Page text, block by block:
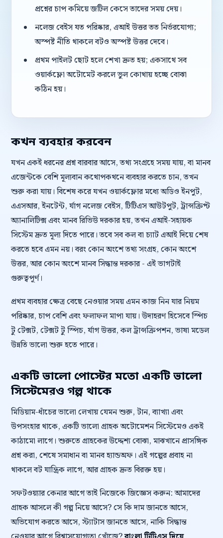
প্রশ্নের চাপ কমিয়ে জটিল কেসে তাদের সময় দেয়।
নলেজ বেইস যত পরিষ্কার, এআই উত্তর তত নির্ভরযোগ্য;
অস্পষ্ট নীতি থাকলে বটও অস্পষ্ট উত্তর দেবে।
প্রথম পাইলট ছোট হলে শেখা দ্রুত হয়; একসাথে সব
ওয়ার্কফ্লো অটোমেট করলে ভুল কোথায় হচ্ছে বোঝা
কঠিন হয়।
কখন ব্যবহার করবেন
যখন একই ধরনের প্রশ্ন বারবার আসে, তথ্য সংগ্রহে সময় যায়, বা মানব
এজেন্টকে বেশি মূল্যবান কথোপকথনে ব্যবহার করতে চান, তখন
শুরু করা যায়। বিশেষ করে যখন ওয়ার্কফ্লোর মধ্যে অডিও ইনপুট,
এএসআর, ইনটেন্ট, র্যাগ নলেজ বেইস, টিটিএস আউটপুট, ট্রান্সক্রিপ্ট
অ্যানালিটিক্স এবং মানব রিভিউ দরকার হয়, তখন এআই-সহায়ক
সিস্টেম দ্রুত মূল্য দিতে পারে। তবে সব কল বা চ্যাট এআই দিয়ে শেষ
করতে হবে এমন নয়। বরং কোন অংশে তথ্য সংগ্রহ, কোন অংশে
উত্তর, আর কোন অংশে মানব সিদ্ধান্ত দরকার - এই ভাগটাই
গুরুত্বপূর্ণ।
প্রথম ব্যবহার ক্ষেত্র বেছে নেওয়ার সময় এমন কাজ নিন যার নিয়ম
পরিষ্কার, চাপ বেশি এবং ফলাফল মাপা যায়। উদাহরণ হিসেবে স্পিচ
টু টেক্সট, টেক্সট টু স্পিচ, র্যাগ উত্তর, কল ট্রান্সক্রিপশন, ভাষা মডেল
উন্নতি ভালো শুরু হতে পারে।
একটি ভালো পোস্টের মতো একটি ভালো
সিস্টেমেরও গল্প থাকে
মিডিয়াম-ধাঁচের ভালো লেখায় যেমন শুরু, টান, ব্যাখ্যা এবং
উপসংহার থাকে, একটি ভালো গ্রাহক অটোমেশন সিস্টেমেও একই
কাঠামো লাগে। শুরুতে গ্রাহকের উদ্দেশ্য বোঝা, মাঝখানে প্রাসঙ্গিক
প্রশ্ন করা, শেষে সমাধান বা মানব হ্যান্ডঅফ। এই গল্পের প্রবাহ না
থাকলে বট যান্ত্রিক লাগে, আর গ্রাহক দ্রুত বিরক্ত হয়।
সফটওয়্যার কেনার আগে তাই নিজেকে জিজ্ঞেস করুন: আমাদের
গ্রাহক আসলে কী গল্প নিয়ে আসে? সে কি দাম জানতে আসে,
অভিযোগ করতে আসে, স্ট্যাটাস জানতে আসে, নাকি সিদ্ধান্ত